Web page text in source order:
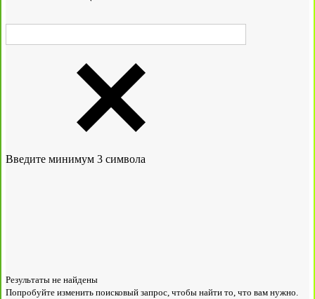
Введите минимум 3 символа
Результаты не найдены
Попробуйте изменить поисковый запрос, чтобы найти то, что вам нужно.